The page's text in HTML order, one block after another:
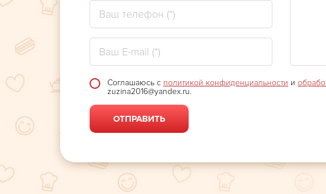
телефон
*
*
Согласие
Соглашаюсь с политикой конфиденциальности и
zuzina2016@yandex.ru.